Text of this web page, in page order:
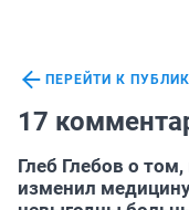
ПЕРЕЙТИ К
17
Глеб Глебов о
изменил